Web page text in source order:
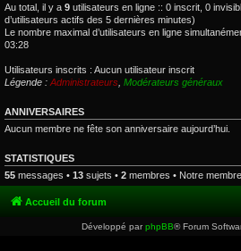
Au total, il y a 9 utilisateurs en ligne :: 0 inscrit, 0
d’utilisateurs actifs des 5 dernières minutes)
Le nombre maximal d’utilisateurs en ligne
03:28
Utilisateurs inscrits : Aucun utilisateur inscrit
Légende : Administrateurs Modérateurs généraux
ANNIVERSAIRES
Aucun membre ne fête son anniversaire aujourd’hui.
STATISTIQUES
55 messages • 13 sujets • 2 membres • Notre
Accueil du forum
Développé parphpBB® Forum